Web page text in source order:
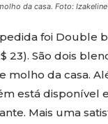
da casa. Foto:
foi Double
23). São dois
molho da casa.
está disponível
Mais uma